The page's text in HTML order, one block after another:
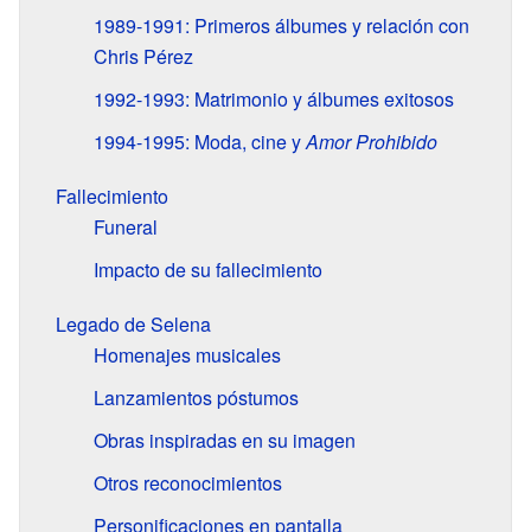
1989-1991: Primeros álbumes y relación con
Chris Pérez
1992-1993: Matrimonio y álbumes exitosos
1994-1995: Moda, cine yAmor Prohibido
Fallecimiento
Funeral
Impacto de su fallecimiento
Legado de Selena
Homenajes musicales
Lanzamientos póstumos
Obras inspiradas en su imagen
Otros reconocimientos
Personificaciones en pantalla